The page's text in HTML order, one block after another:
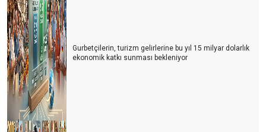
Gurbetçilerin, turizm gelirlerine bu yıl 15 milyar dolarlık
ekonomik katkı sunması bekleniyor